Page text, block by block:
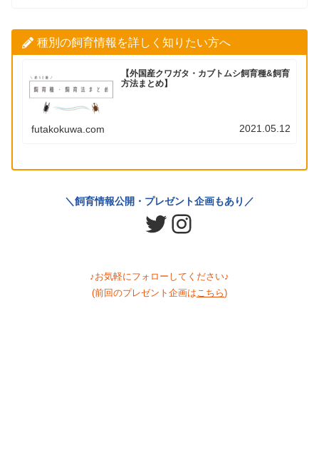
種別の飼育情報を詳しく知りたい方へ
【外国産クワガタ・カブトムシ飼育種&飼育
方法まとめ】
futakokuwa.com 2021.05.12
＼飼育情報公開・プレゼント企画もあり／
Twitter
Instagram
♪お気軽にフォローしてください♪
(前回のプレゼント企画は こちら)